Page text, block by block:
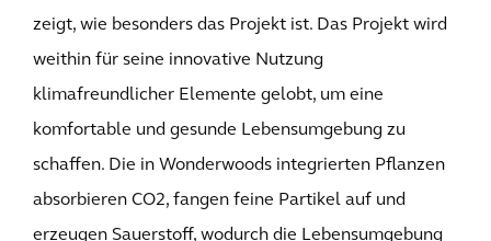
zeigt, wie besonders das Projekt ist. Das Projekt wird
weithin für seine innovative Nutzung
klimafreundlicher Elemente gelobt, um eine
komfortable und gesunde Lebensumgebung zu
schaffen. Die in Wonderwoods integrierten Pflanzen
absorbieren CO2, fangen feine Partikel auf und
erzeugen Sauerstoff, wodurch die Lebensumgebung